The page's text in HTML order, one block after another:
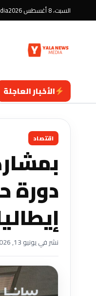
السبت، 8 أغسطس 2026
الأخبار العاجلة
تحديثات
اقتصاد
دورة
نشر في يونيو 13, 2026